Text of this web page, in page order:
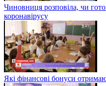
Чиновниця розповіла, чи
коронавірусу
Які фінансові бонуси